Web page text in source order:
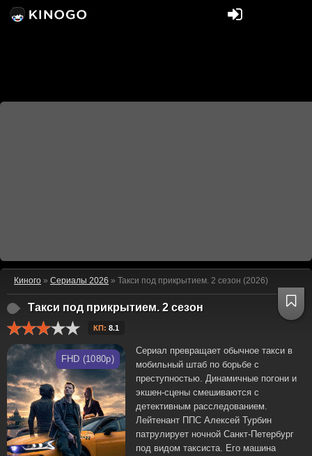
Киного » Сериалы 2026 » Такси под прикрытием. 2 сезон (2026)
Такси под прикрытием. 2 сезон
КП: 8.1
FHD (1080p)
Сериал превращает обычное такси в
мобильный штаб по борьбе с
преступностью. Динамичные погони и
экшен-сцены смешиваются с
детективным расследованием.
Лейтенант ППС Алексей Турбин
патрулирует ночной Санкт-Петербург
под видом таксиста. Его машина